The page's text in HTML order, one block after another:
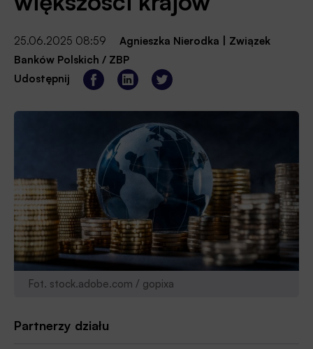
25.06.2025 08:59 Agnieszka Nierodka
Związek
Banków Polskich / ZBP
Udostępnij
Fot. stock.adobe.com / gopixa
Partnerzy działu